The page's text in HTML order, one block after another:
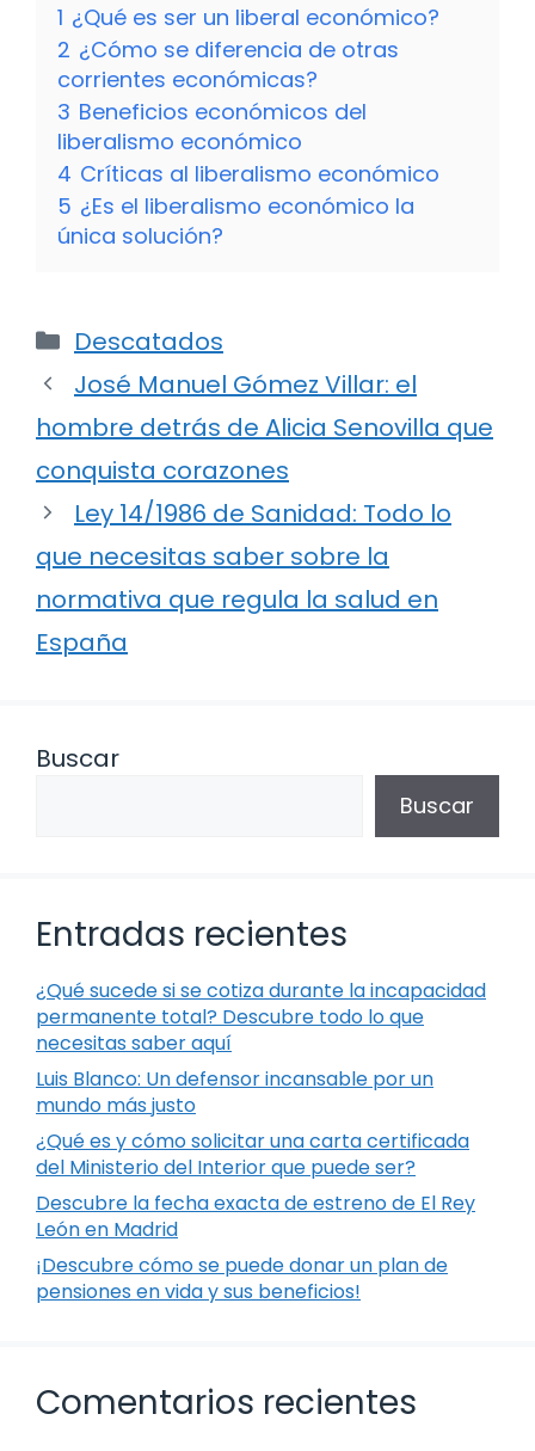
1 ¿Qué es ser un liberal económico?
2 ¿Cómo se diferencia de otras
corrientes económicas?
3 Beneficios económicos del
liberalismo económico
4 Críticas al liberalismo económico
5 ¿Es el liberalismo económico la
única solución?
Categorías
Descatados
José Manuel Gómez Villar: el
hombre detrás de Alicia Senovilla que
conquista corazones
Ley 14/1986 de Sanidad: Todo lo
que necesitas saber sobre la
normativa que regula la salud en
España
Buscar
Buscar
Entradas recientes
¿Qué sucede si se cotiza durante la incapacidad
permanente total? Descubre todo lo que
necesitas saber aquí
Luis Blanco: Un defensor incansable por un
mundo más justo
¿Qué es y cómo solicitar una carta certificada
del Ministerio del Interior que puede ser?
Descubre la fecha exacta de estreno de El Rey
León en Madrid
¡Descubre cómo se puede donar un plan de
pensiones en vida y sus beneficios!
Comentarios recientes